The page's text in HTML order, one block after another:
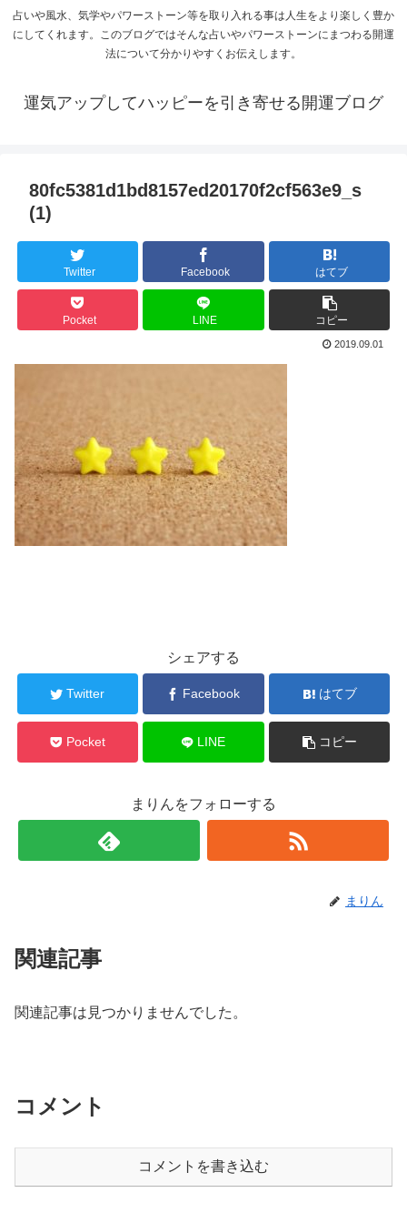
占いや風水、気学やパワーストーン等を取り入れる事は人生をより楽しく豊か
にしてくれます。このブログではそんな占いやパワーストーンにまつわる開運
法について分かりやすくお伝えします。
運気アップしてハッピーを引き寄せる開運ブログ
80fc5381d1bd8157ed20170f2cf563e9_s
(1)
Twitter Facebook はてブ
Pocket LINE コピー
2019.09.01
シェアする
Twitter Facebook はてブ
Pocket LINE コピー
まりんをフォローする
まりん
関連記事
関連記事は見つかりませんでした。
コメント
コメントを書き込む